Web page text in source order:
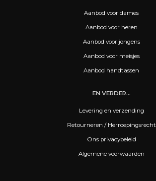
Aanbod voor dames
Aanbod voor heren
Aanbod voor jongens
Aanbod voor meisjes
Aanbod handtassen
EN VERDER...
Levering en verzending
Retourneren / Herroepingsrecht
Ons privacybeleid
Algemene voorwaarden